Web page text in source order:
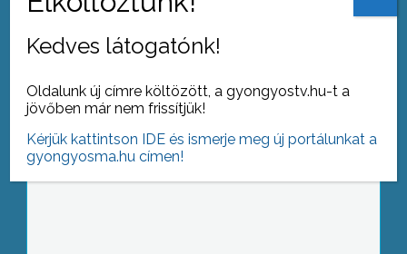
élelmiszereket
Kedves látogatónk!
Oldalunk új címre költözött, a gyongyostv.hu-t a
jövőben már nem frissítjük!
Kérjük kattintson IDE és ismerje meg új portálunkat a
gyongyosma.hu címen!